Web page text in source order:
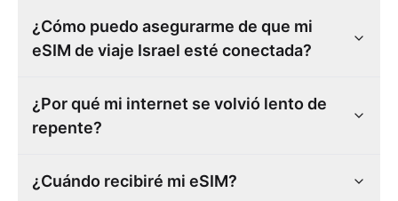
¿Cómo puedo asegurarme de que mi
eSIM de viaje Israel esté conectada?
¿Por qué mi internet se volvió lento de
repente?
¿Cuándo recibiré mi eSIM?